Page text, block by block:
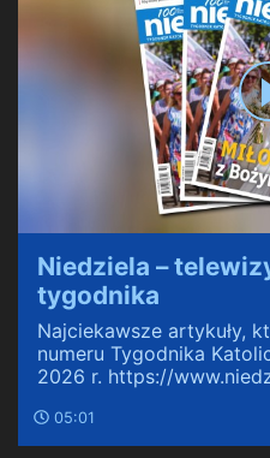
Niedziela –
tygodnika
Najciekawsze artykuły,
numeru Tygodnika
2026 r. https://
05:01